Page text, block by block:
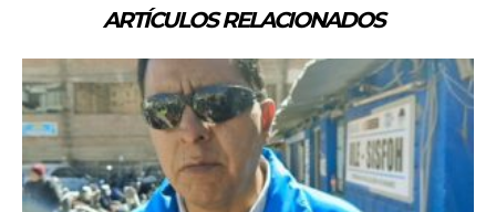
ARTÍCULOS RELACIONADOS